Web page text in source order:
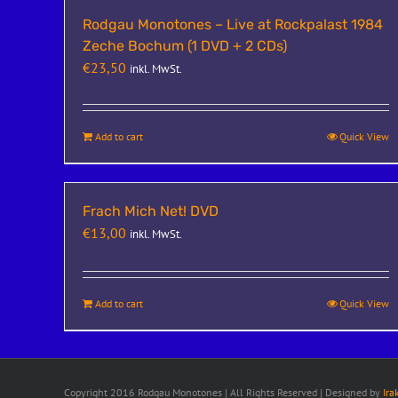
Rodgau Monotones – Live at Rockpalast 1984
Zeche Bochum (1 DVD + 2 CDs)
€23,50 inkl. MwSt.
Add to cart Quick View
Frach Mich Net! DVD
€13,00 inkl. MwSt.
Add to cart Quick View
Copyright 2016 Rodgau Monotones | All Rights Reserved | Designed by